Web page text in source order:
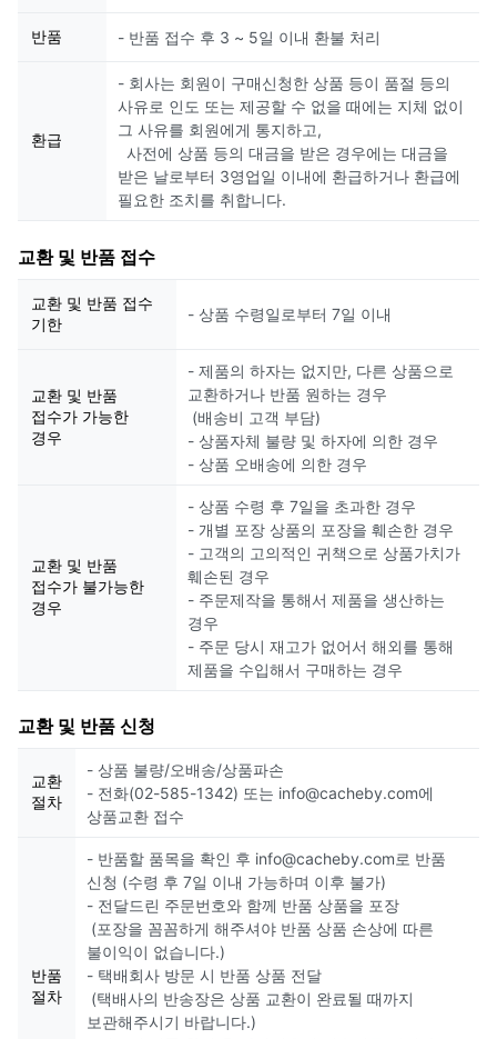
반품 - 반품 접수 후 3 ~ 5일 이내 환불 처리
환급
- 회사는 회원이 구매신청한 상품 등이 품절 등의
사유로 인도 또는 제공할 수 없을 때에는 지체 없이
그 사유를 회원에게 통지하고,
사전에 상품 등의 대금을 받은 경우에는 대금을
받은 날로부터 3영업일 이내에 환급하거나 환급에
필요한 조치를 취합니다.
교환 및 반품 접수
교환 및 반품 접수
기한
- 상품 수령일로부터 7일 이내
교환 및 반품
접수가 가능한
경우
- 제품의 하자는 없지만, 다른 상품으로
교환하거나 반품 원하는 경우
(배송비 고객 부담)
- 상품자체 불량 및 하자에 의한 경우
- 상품 오배송에 의한 경우
교환 및 반품
접수가 불가능한
경우
- 상품 수령 후 7일을 초과한 경우
- 개별 포장 상품의 포장을 훼손한 경우
- 고객의 고의적인 귀책으로 상품가치가
훼손된 경우
- 주문제작을 통해서 제품을 생산하는
경우
- 주문 당시 재고가 없어서 해외를 통해
제품을 수입해서 구매하는 경우
교환 및 반품 신청
교환
절차
- 상품 불량/오배송/상품파손
- 전화(02-585-1342) 또는 info@cacheby.com에
상품교환 접수
반품
절차
- 반품할 품목을 확인 후 info@cacheby.com로 반품
신청 (수령 후 7일 이내 가능하며 이후 불가)
- 전달드린 주문번호와 함께 반품 상품을 포장
(포장을 꼼꼼하게 해주셔야 반품 상품 손상에 따른
불이익이 없습니다.)
- 택배회사 방문 시 반품 상품 전달
(택배사의 반송장은 상품 교환이 완료될 때까지
보관해주시기 바랍니다.)